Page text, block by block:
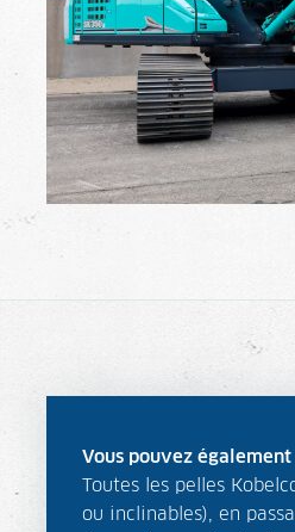
Vous pouvez
Toutes les pelles
ou inclinables), en